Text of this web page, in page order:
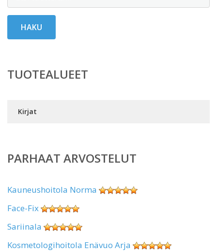
HAKU
TUOTEALUEET
Kirjat
PARHAAT ARVOSTELUT
Kauneushoitola Norma
Face-Fix
Sariinala
Kosmetologihoitola Enävuo Arja